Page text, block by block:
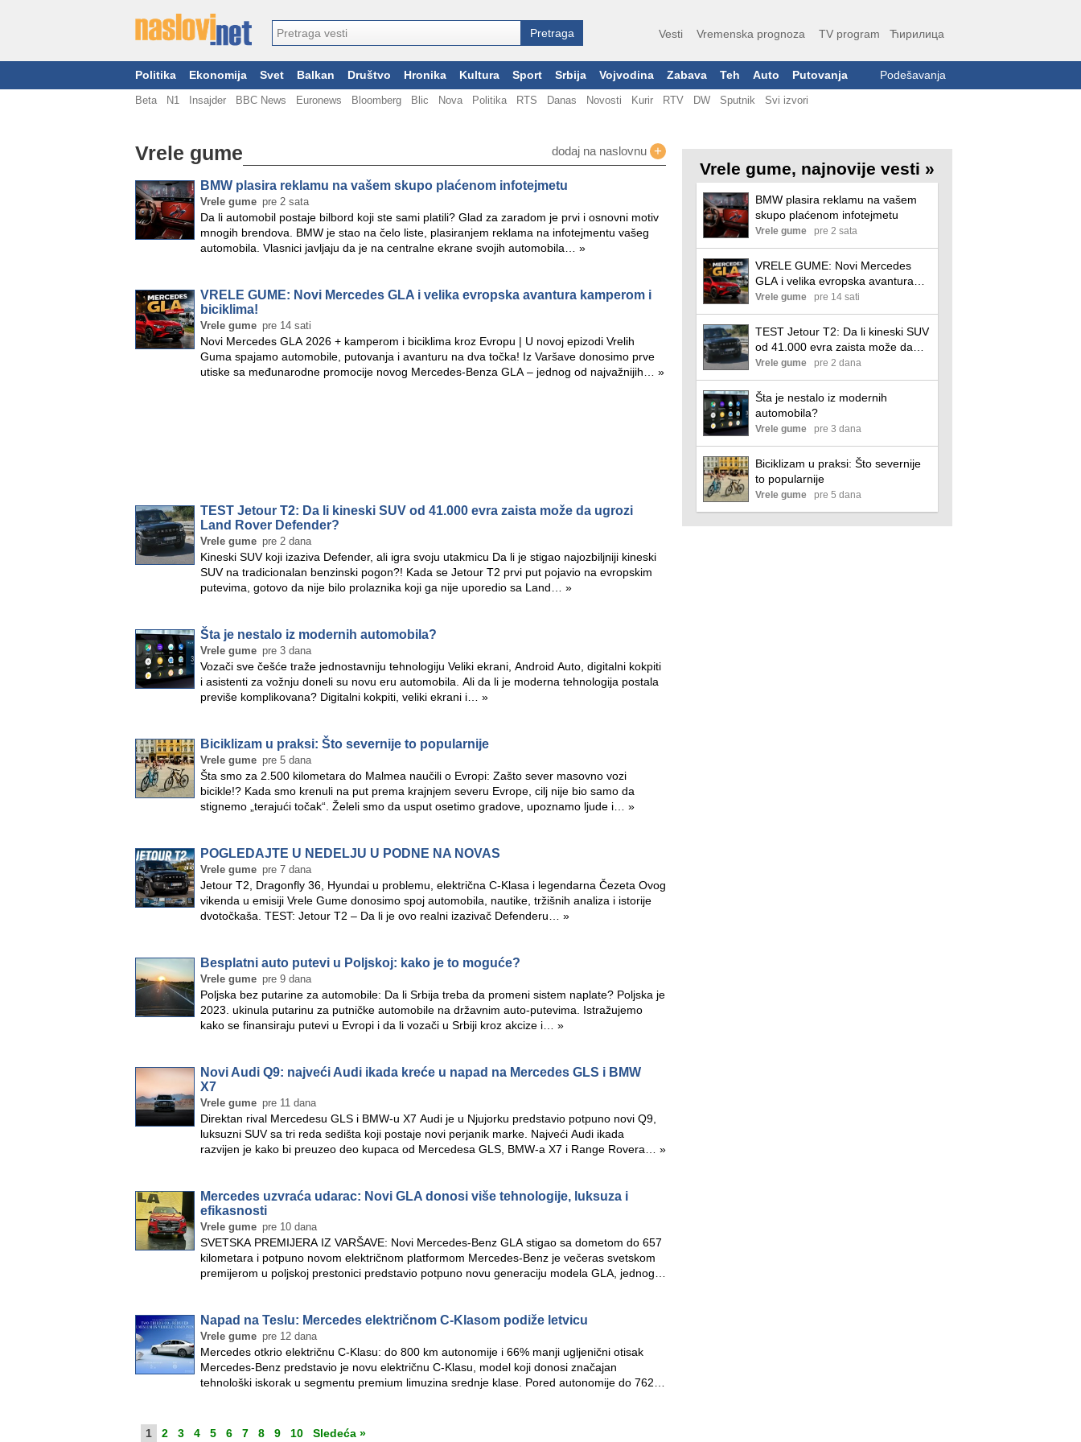
Vesti Vremenska prognoza TV program Ћирилица
Politika Ekonomija Svet Balkan Društvo Hronika Kultura Sport Srbija Vojvodina Zabava Teh Auto Putovanja Podešavanja
Beta N1 Insajder BBC News Euronews Bloomberg Blic Nova Politika RTS Danas Novosti Kurir RTV DW Sputnik Svi izvori
Vrele gume dodaj na naslovnu +
BMW plasira reklamu na vašem skupo plaćenom infotejmetu
Vrele gume pre 2 sata
Da li automobil postaje bilbord koji ste sami platili? Glad za zaradom je prvi i osnovni motiv
mnogih brendova. BMW je stao na čelo liste, plasiranjem reklama na infotejmentu vašeg
automobila. Vlasnici javljaju da je na centralne ekrane svojih automobila… »
VRELE GUME: Novi Mercedes GLA i velika evropska avantura kamperom i
biciklima!
Vrele gume pre 14 sati
Novi Mercedes GLA 2026 + kamperom i biciklima kroz Evropu | U novoj epizodi Vrelih
Guma spajamo automobile, putovanja i avanturu na dva točka! Iz Varšave donosimo prve
utiske sa međunarodne promocije novog Mercedes-Benza GLA – jednog od najvažnijih… »
TEST Jetour T2: Da li kineski SUV od 41.000 evra zaista može da ugrozi
Land Rover Defender?
Vrele gume pre 2 dana
Kineski SUV koji izaziva Defender, ali igra svoju utakmicu Da li je stigao najozbiljniji kineski
SUV na tradicionalan benzinski pogon?! Kada se Jetour T2 prvi put pojavio na evropskim
putevima, gotovo da nije bilo prolaznika koji ga nije uporedio sa Land… »
Šta je nestalo iz modernih automobila?
Vrele gume pre 3 dana
Vozači sve češće traže jednostavniju tehnologiju Veliki ekrani, Android Auto, digitalni kokpiti
i asistenti za vožnju doneli su novu eru automobila. Ali da li je moderna tehnologija postala
previše komplikovana? Digitalni kokpiti, veliki ekrani i… »
Biciklizam u praksi: Što severnije to popularnije
Vrele gume pre 5 dana
Šta smo za 2.500 kilometara do Malmea naučili o Evropi: Zašto sever masovno vozi
bicikle!? Kada smo krenuli na put prema krajnjem severu Evrope, cilj nije bio samo da
stignemo „terajući točak“. Želeli smo da usput osetimo gradove, upoznamo ljude i… »
POGLEDAJTE U NEDELJU U PODNE NA NOVAS
Vrele gume pre 7 dana
Jetour T2, Dragonfly 36, Hyundai u problemu, električna C-Klasa i legendarna Čezeta Ovog
vikenda u emisiji Vrele Gume donosimo spoj automobila, nautike, tržišnih analiza i istorije
dvotočkaša. TEST: Jetour T2 – Da li je ovo realni izazivač Defenderu… »
Besplatni auto putevi u Poljskoj: kako je to moguće?
Vrele gume pre 9 dana
Poljska bez putarine za automobile: Da li Srbija treba da promeni sistem naplate? Poljska je
2023. ukinula putarinu za putničke automobile na državnim auto-putevima. Istražujemo
kako se finansiraju putevi u Evropi i da li vozači u Srbiji kroz akcize i… »
Novi Audi Q9: najveći Audi ikada kreće u napad na Mercedes GLS i BMW
X7
Vrele gume pre 11 dana
Direktan rival Mercedesu GLS i BMW-u X7 Audi je u Njujorku predstavio potpuno novi Q9,
luksuzni SUV sa tri reda sedišta koji postaje novi perjanik marke. Najveći Audi ikada
razvijen je kako bi preuzeo deo kupaca od Mercedesa GLS, BMW-a X7 i Range Rovera… »
Mercedes uzvraća udarac: Novi GLA donosi više tehnologije, luksuza i
efikasnosti
Vrele gume pre 10 dana
SVETSKA PREMIJERA IZ VARŠAVE: Novi Mercedes-Benz GLA stigao sa dometom do 657
kilometara i potpuno novom električnom platformom Mercedes-Benz je večeras svetskom
premijerom u poljskoj prestonici predstavio potpuno novu generaciju modela GLA, jednog
Napad na Teslu: Mercedes električnom C-Klasom podiže letvicu
Vrele gume pre 12 dana
Mercedes otkrio električnu C-Klasu: do 800 km autonomije i 66% manji ugljenični otisak
Mercedes-Benz predstavio je novu električnu C-Klasu, model koji donosi značajan
tehnološki iskorak u segmentu premium limuzina srednje klase. Pored autonomije do 762…
1 2 3 4 5 6 7 8 9 10 Sledeća »
Vrele gume, najnovije vesti »
BMW plasira reklamu na vašem
skupo plaćenom infotejmetu
Vrele gume pre 2 sata
VRELE GUME: Novi Mercedes
GLA i velika evropska avantura
kamperom i biciklima!
Vrele gume pre 14 sati
TEST Jetour T2: Da li kineski SUV
od 41.000 evra zaista može da
ugrozi Land Rover Defender?
Vrele gume pre 2 dana
Šta je nestalo iz modernih
automobila?
Vrele gume pre 3 dana
Biciklizam u praksi: Što severnije
to popularnije
Vrele gume pre 5 dana